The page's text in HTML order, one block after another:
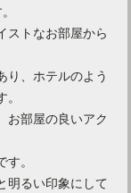
カーテン8選
ストなお部屋から
り、ホテルのよう
お部屋の良いアク
。
明るい印象にして